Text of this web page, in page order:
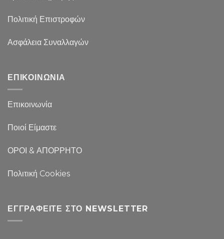
Πολιτική Επιστροφών
Ασφάλεια Συναλλαγών
ΕΠΙΚΟΙΝΩΝΙΑ
Επικοινωνία
Ποιοί Είμαστε
ΟΡΟΙ & ΑΠΟΡΡΗΤΟ
Πολιτική Cookies
ΕΓΓΡΑΦΕΊΤΕ ΣΤΟ NEWSLETTER